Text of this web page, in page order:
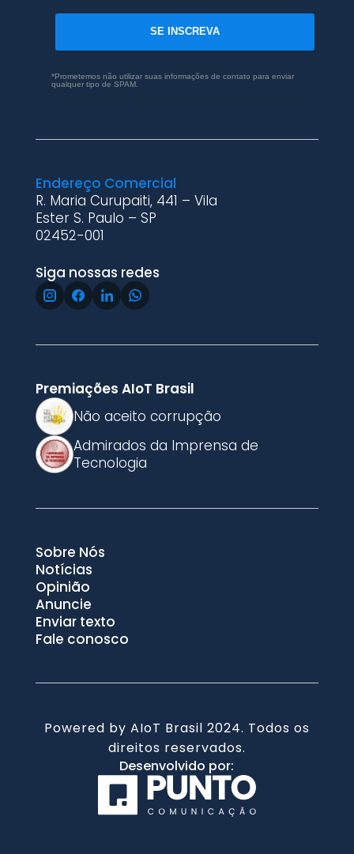
SE INSCREVA
*Prometemos não utilizar suas informações de contato para enviar
qualquer tipo de SPAM.
Endereço Comercial
R. Maria Curupaiti, 441 – Vila
Ester S. Paulo – SP
02452-001
Siga nossas redes
Premiações AIoT Brasil
Não aceito corrupção
Admirados da Imprensa de
Tecnologia
Sobre Nós
Notícias
Opinião
Anuncie
Enviar texto
Fale conosco
Powered by AIoT Brasil 2024. Todos os
direitos reservados.
Desenvolvido por: